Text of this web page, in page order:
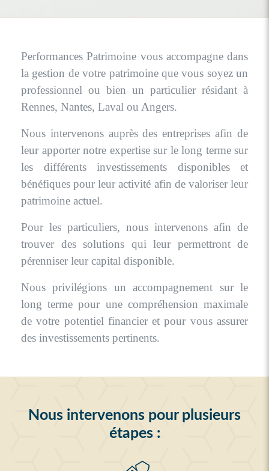
Performances Patrimoine vous accompagne dans
la gestion de votre patrimoine que vous soyez un
professionnel ou bien un particulier résidant à
Rennes, Nantes, Laval ou Angers.
Nous intervenons auprès des entreprises afin de
leur apporter notre expertise sur le long terme sur
les différents investissements disponibles et
bénéfiques pour leur activité afin de valoriser leur
patrimoine actuel.
Pour les particuliers, nous intervenons afin de
trouver des solutions qui leur permettront de
pérenniser leur capital disponible.
Nous privilégions un accompagnement sur le
long terme pour une compréhension maximale
de votre potentiel financier et pour vous assurer
des investissements pertinents.
Nous intervenons pour plusieurs
étapes :